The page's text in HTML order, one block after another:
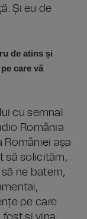
Și eu de
de atins și
care vă
cu semnal
România
așa
să solicităm,
ne batem,
pe care